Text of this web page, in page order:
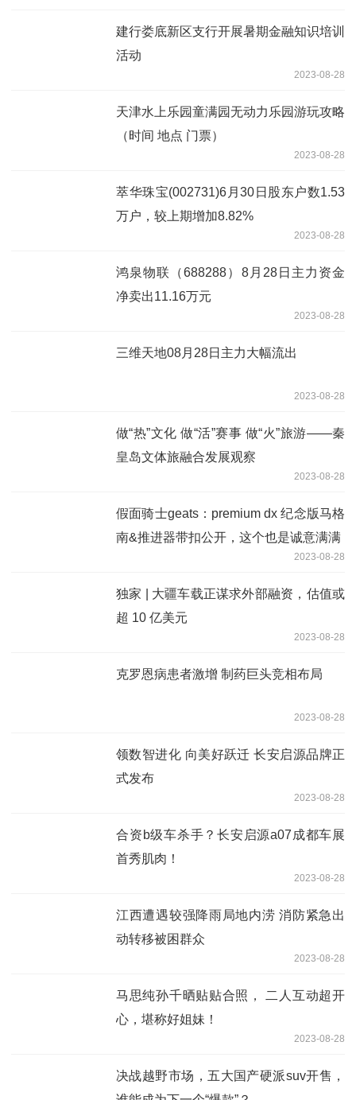
建行娄底新区支行开展暑期金融知识培训
活动
2023-08-28
天津水上乐园童满园无动力乐园游玩攻略
（时间 地点 门票）
2023-08-28
萃华珠宝(002731)6月30日股东户数1.53
万户，较上期增加8.82%
2023-08-28
鸿泉物联（688288）8月28日主力资金
净卖出11.16万元
2023-08-28
三维天地08月28日主力大幅流出
2023-08-28
做“热”文化 做“活”赛事 做“火”旅游——秦
皇岛文体旅融合发展观察
2023-08-28
假面骑士geats：premium dx 纪念版马格
南&推进器带扣公开，这个也是诚意满满
2023-08-28
独家 | 大疆车载正谋求外部融资，估值或
超 10 亿美元
2023-08-28
克罗恩病患者激增 制药巨头竞相布局
2023-08-28
领数智进化 向美好跃迁 长安启源品牌正
式发布
2023-08-28
合资b级车杀手？长安启源a07成都车展
首秀肌肉！
2023-08-28
江西遭遇较强降雨局地内涝 消防紧急出
动转移被困群众
2023-08-28
马思纯孙千晒贴贴合照， 二人互动超开
心，堪称好姐妹！
2023-08-28
决战越野市场，五大国产硬派suv开售，